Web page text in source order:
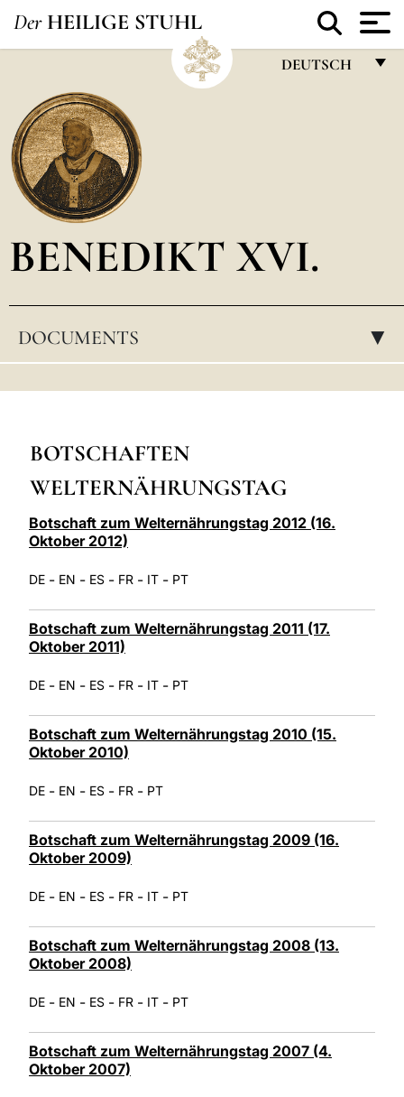
Der HEILIGE STUHL
DEUTSCH
ESPAÑOL
DEUTSCH
POLSKI
BENEDIKT XVI.
DOCUMENTS ▸
BOTSCHAFTEN
WELTERNÄHRUNGSTAG
Botschaft zum Welternährungstag 2012 (16.
Oktober 2012)
DE - EN - ES - FR - IT - PT
Botschaft zum Welternährungstag 2011 (17.
Oktober 2011)
DE - EN - ES - FR - IT - PT
Botschaft zum Welternährungstag 2010 (15.
Oktober 2010)
DE - EN - ES - FR - PT
Botschaft zum Welternährungstag 2009 (16.
Oktober 2009)
DE - EN - ES - FR - IT - PT
Botschaft zum Welternährungstag 2008 (13.
Oktober 2008)
DE - EN - ES - FR - IT - PT
Botschaft zum Welternährungstag 2007 (4.
Oktober 2007)